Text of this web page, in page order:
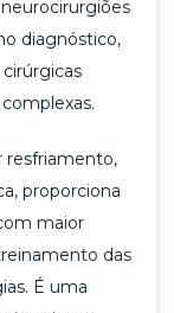
diagnóstico,
resfriamento,
proporciona
maior
das
É uma